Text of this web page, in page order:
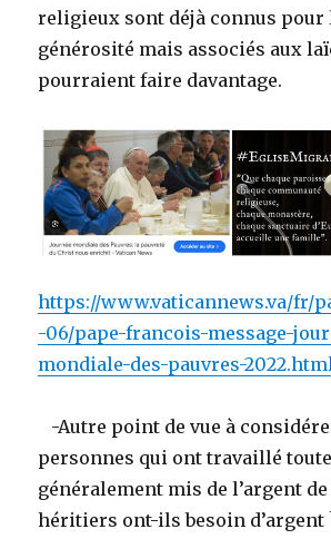
religieux sont déjà connus pour
générosité mais associés aux
pourraient faire davantage.
https://www.vaticannews.va/fr/
-06/pape-francois-message-
mondiale-des-pauvres-
-Autre point de vue à
personnes qui ont travaillé
généralement mis de l’argent
héritiers ont-ils besoin d’argent